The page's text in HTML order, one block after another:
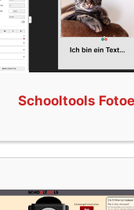
Schooltools